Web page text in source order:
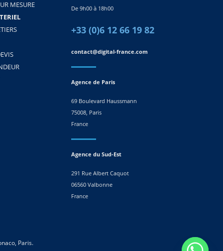
MESURE
De 9h00 à 18h00
+33 (0)6 12 66 19 82
contact@digital-france.com
Agence de Paris
69 Boulevard Haussmann
75008, Paris
France
Agence du Sud-Est
291 Rue Albert Caquot
06560 Valbonne
France
Paris.